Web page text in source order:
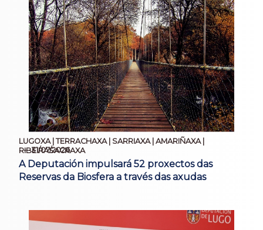
LUGOXA | TERRACHAXA | SARRIAXA | AMARIÑAXA |
RIBEIRASACRAXA
31/07/2026
A Deputación impulsará 52 proxectos das
Reservas da Biosfera a través das axudas